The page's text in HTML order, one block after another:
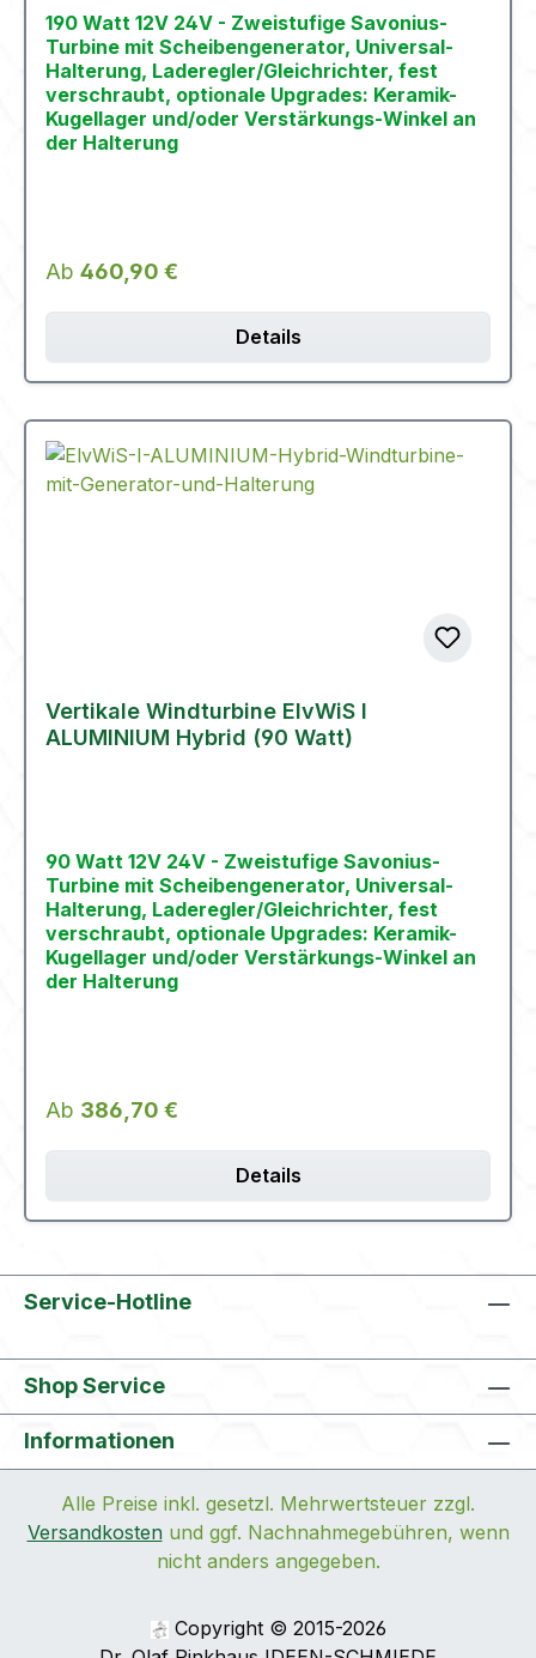
190 Watt 12V 24V - Zweistufige Savonius-
Turbine mit Scheibengenerator, Universal-
Halterung, Laderegler/Gleichrichter, fest
verschraubt, optionale Upgrades: Keramik-
Kugellager und/oder Verstärkungs-Winkel an
der Halterung
Regulärer Preis:
Ab 460,90 €
Details
Vertikale Windturbine ElvWiS I
ALUMINIUM Hybrid (90 Watt)
90 Watt 12V 24V - Zweistufige Savonius-
Turbine mit Scheibengenerator, Universal-
Halterung, Laderegler/Gleichrichter, fest
verschraubt, optionale Upgrades: Keramik-
Kugellager und/oder Verstärkungs-Winkel an
der Halterung
Regulärer Preis:
Ab 386,70 €
Details
Service-Hotline
Shop Service
Informationen
Alle Preise inkl. gesetzl. Mehrwertsteuer zzgl.
Versandkostenund ggf. Nachnahmegebühren, wenn
nicht anders angegeben.
Copyright © 2015-2026